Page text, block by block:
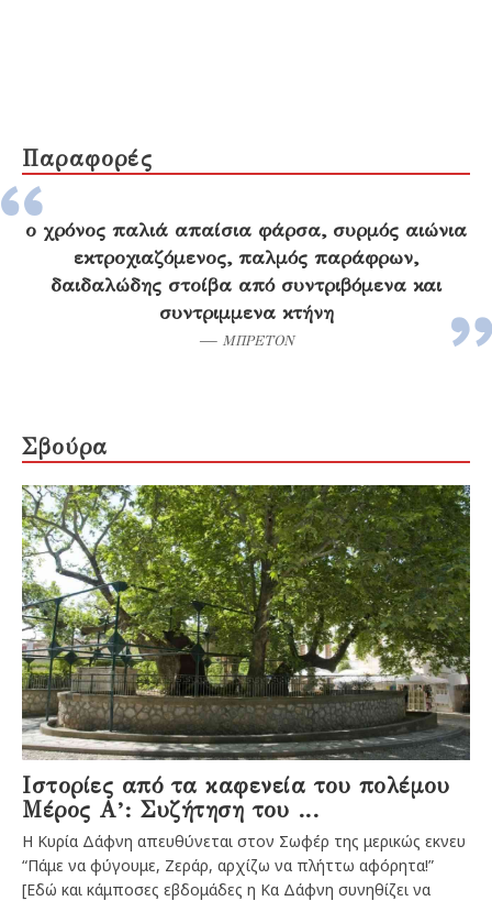
Παραφορές
ο χρόνος παλιά απαίσια φάρσα, συρμός αιώνια
εκτροχιαζόμενος, παλμός παράφρων,
δαιδαλώδης στοίβα από συντριβόμενα και
συντριμμενα κτήνη
—ΜΠΡΕΤΟΝ
Σβούρα
Ιστορίες από τα καφενεία του πολέμου
Μέρος Α’: Συζήτηση του ...
Η Κυρία Δάφνη απευθύνεται στον Σωφέρ της μερικώς εκνευ
“Πάμε να φύγουμε, Ζεράρ, αρχίζω να πλήττω αφόρητα!”
[Εδώ και κάμποσες εβδομάδες η Κα Δάφνη συνηθίζει να